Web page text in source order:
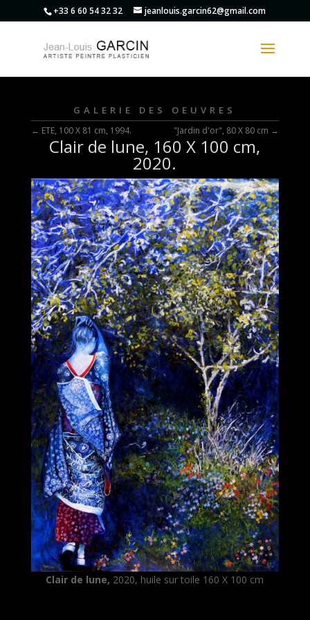
+33 6 60 54 32 32 jeanlouis.garcin62@gmail.com
GALERIE DES OEUVRES
← ETE, 100 X 81 cm, 1994. "Jardin d'or", 80 X 80 cm →
Clair de lune, 160 X 100 cm,
2020.
Clair de lune, 2020, huile sur toile 160 X 100 cm